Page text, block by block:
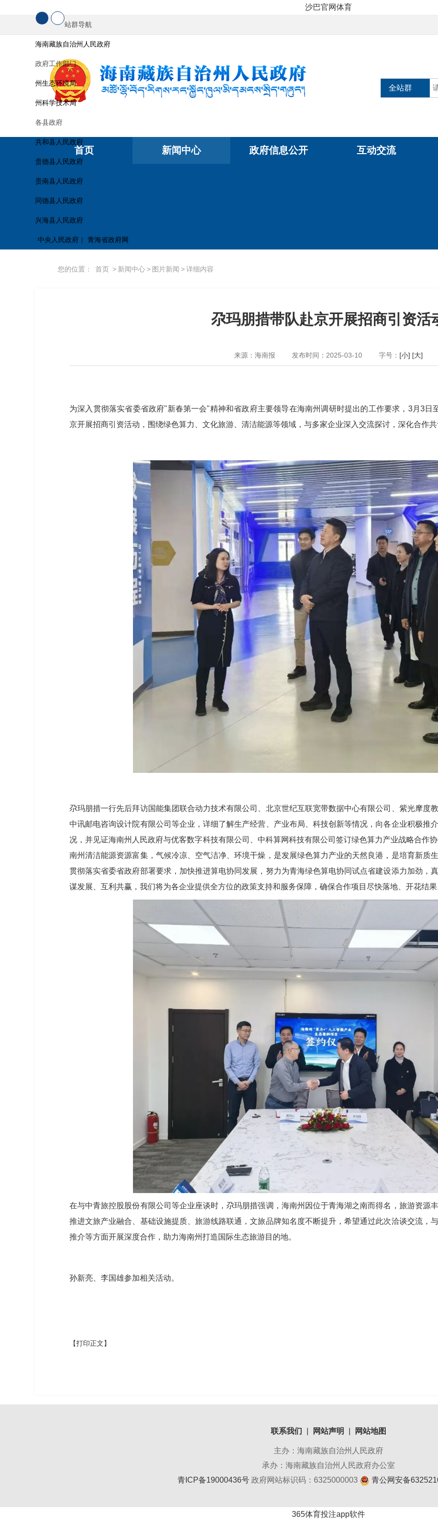
沙巴官网体育
站群导航
海南藏族自治州人民政府
政府工作部门
州生态环境局
州科学技术局
各县政府
共和县人民政府
贵德县人民政府
贵南县人民政府
同德县人民政府
兴海县人民政府
中央人民政府 | 青海省政府网
全站群
首页 新闻中心 政府信息公开 互动交流
您的位置： 首页 > 新闻中心> 图片新闻 >详细内容
尕玛朋措带队赴京开展招商引资活
来源：海南报 发布时间：2025-03-10 字号： [小] [大]
为深入贯彻落实省委省政府"新春第一会"精神和省政府主要领导在海南州调研时提出的工作要求，3月3日
京开展招商引资活动，围绕绿色算力、文化旅游、清洁能源等领域，与多家企业深入交流探讨，深化合作
尕玛朋措一行先后拜访国能集团联合动力技术有限公司、北京世纪互联宽带数据中心有限公司、紫光摩度
中讯邮电咨询设计院有限公司等企业，详细了解生产经营、产业布局、科技创新等情况，向各企业积极推
况，并见证海南州人民政府与优客数字科技有限公司、中科算网科技有限公司签订绿色算力产业战略合作
南州清洁能源资源富集，气候冷凉、空气洁净、环境干燥，是发展绿色算力产业的天然良港，是培育新质
贯彻落实省委省政府部署要求，加快推进算电协同发展，努力为青海绿色算电协同试点省建设添力加劲，
谋发展、互利共赢，我们将为各企业提供全方位的政策支持和服务保障，确保合作项目尽快落地、开花结
在与中青旅控股股份有限公司等企业座谈时，尕玛朋措强调，海南州因位于青海湖之南而得名，旅游资源
推进文旅产业融合、基础设施提质、旅游线路联通，文旅品牌知名度不断提升，希望通过此次洽谈交流，
推介等方面开展深度合作，助力海南州打造国际生态旅游目的地。
孙新亮、李国雄参加相关活动。
【打印正文】
联系我们 网站声明 网站地图
主办：海南藏族自治州人民政府
承办：海南藏族自治州人民政府办公室
青ICP备19000436号政府网站标识码：6325000003 青公网安备
365体育投注app软件